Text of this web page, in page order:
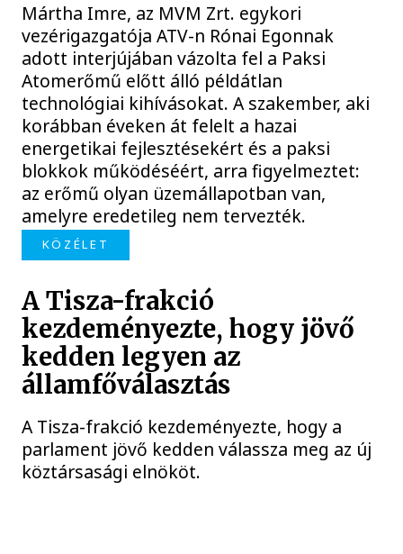
Mártha Imre, az MVM Zrt. egykori
vezérigazgatója ATV-n Rónai Egonnak
adott interjújában vázolta fel a Paksi
Atomerőmű előtt álló példátlan
technológiai kihívásokat. A szakember, aki
korábban éveken át felelt a hazai
energetikai fejlesztésekért és a paksi
blokkok működéséért, arra figyelmeztet:
az erőmű olyan üzemállapotban van,
amelyre eredetileg nem tervezték.
KÖZÉLET
A Tisza-frakció
kezdeményezte, hogy jövő
kedden legyen az
államfőválasztás
A Tisza-frakció kezdeményezte, hogy a
parlament jövő kedden válassza meg az új
köztársasági elnököt.